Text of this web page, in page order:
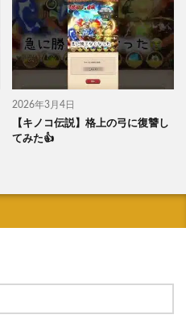
2026年3月4日
【キノコ伝説】格上の弓に復讐し
てみた︎︎👍